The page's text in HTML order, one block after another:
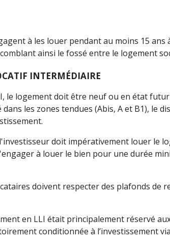
à les louer pendant au moins 15
ainsi le fossé entre le logement
INTERMÉDIAIRE
le logement doit être neuf ou en état futur
les zones tendues (Abis, A et B1), le
doit impérativement louer le
à louer le bien pour une durée
doivent respecter des plafonds de
en LLI était principalement réservé
conditionnée à l’investissement